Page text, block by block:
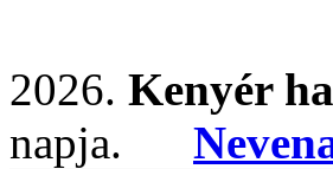
2026. Kenyér
napja.